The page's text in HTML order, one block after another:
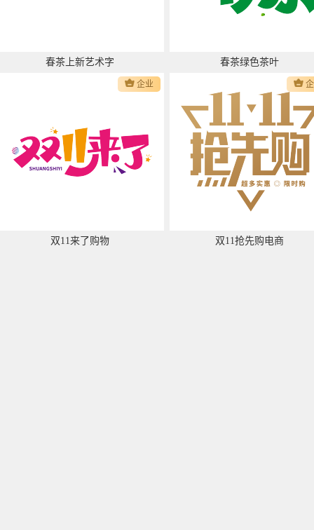
春茶上新艺术字 春茶绿色茶叶
企业
双11来了购物 双11抢先购电商